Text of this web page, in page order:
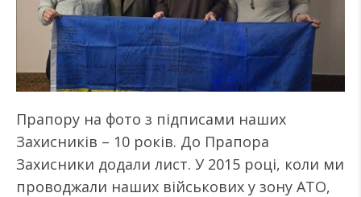
Прапору на фото з підписами наших
Захисників – 10 років. До Прапора
Захисники додали лист. У 2015 році, коли ми
проводжали наших військових у зону АТО,